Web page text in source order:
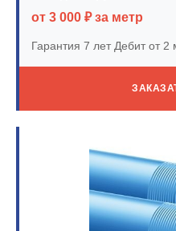
от 3 000 ₽ за метр
Гарантия 7 летДебит от 2